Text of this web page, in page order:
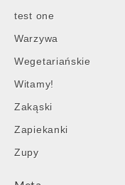
test one
Warzywa
Wegetariańskie
Witamy!
Zakąski
Zapiekanki
Zupy